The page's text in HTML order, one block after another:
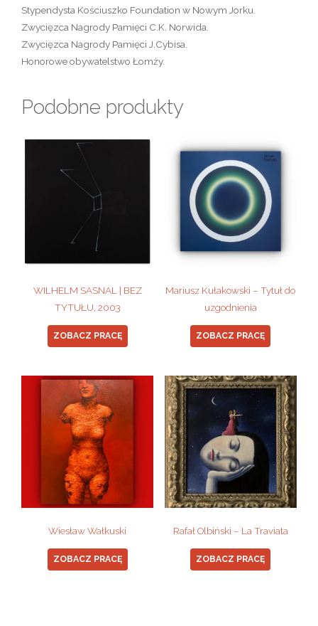
Stypendysta Kościuszko Foundation w Nowym Jorku.
Zwycięzca Nagrody Pamięci C.K. Norwida.
Zwycięzca Nagrody Pamięci J.Cybisa.
Honorowe obywatelstwo Łomży.
Podobne produkty
WILHELM SASNAL | BEZ
TYTUŁU, 2003
ZOBACZ PRACĘ
Mariusz Kułakowski – Tytuł do
uzgodnienia
ZOBACZ PRACĘ
Wiesław Wałkuski
ZOBACZ PRACĘ
Rafał Olbiński – La Traviata
ZOBACZ PRACĘ